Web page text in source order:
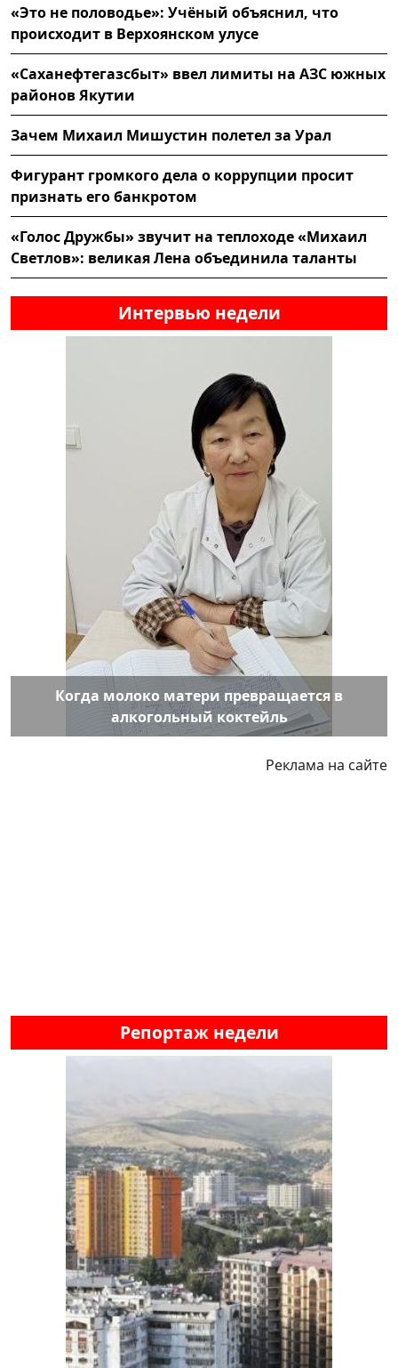
«Это не половодье»: Учёный объяснил, что
происходит в Верхоянском улусе
«Саханефтегазсбыт» ввел лимиты на АЗС южных
районов Якутии
Зачем Михаил Мишустин полетел за Урал
Фигурант громкого дела о коррупции просит
признать его банкротом
«Голос Дружбы» звучит на теплоходе «Михаил
Светлов»: великая Лена объединила таланты
Интервью недели
Когда молоко матери превращается в
алкогольный коктейль
Реклама на сайте
Репортаж недели